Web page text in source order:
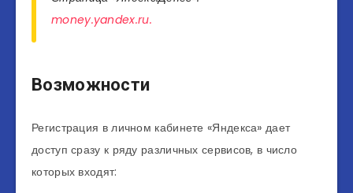
money.yandex.ru.
Возможности
Регистрация в личном кабинете «Яндекса» дает
доступ сразу к ряду различных сервисов, в число
которых входят: